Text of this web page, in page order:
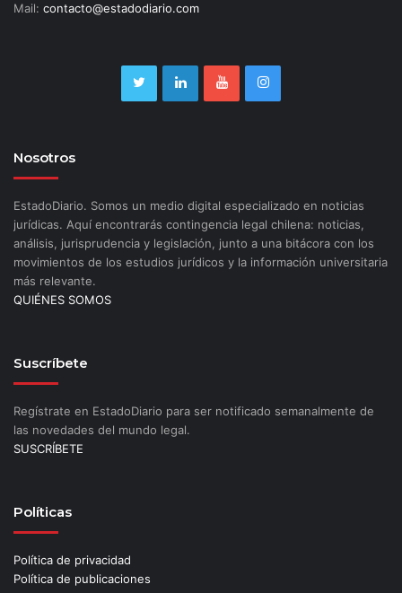
Mail: contacto@estadodiario.com
Nosotros
EstadoDiario. Somos un medio digital especializado en noticias
jurídicas. Aquí encontrarás contingencia legal chilena: noticias,
análisis, jurisprudencia y legislación, junto a una bitácora con los
movimientos de los estudios jurídicos y la información universitaria
más relevante.
QUIÉNES SOMOS
Suscríbete
Regístrate en EstadoDiario para ser notificado semanalmente de
las novedades del mundo legal.
SUSCRÍBETE
Políticas
Política de privacidad
Política de publicaciones